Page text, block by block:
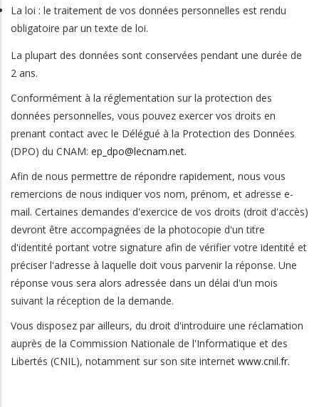
La loi : le traitement de vos données personnelles est rendu
obligatoire par un texte de loi.
La plupart des données sont conservées pendant une durée de
2 ans.
Conformément à la réglementation sur la protection des
données personnelles, vous pouvez exercer vos droits en
prenant contact avec le Délégué à la Protection des Données
(DPO) du CNAM: ep_dpo@lecnam.net.
Afin de nous permettre de répondre rapidement, nous vous
remercions de nous indiquer vos nom, prénom, et adresse e-
mail. Certaines demandes d'exercice de vos droits (droit d'accès)
devront être accompagnées de la photocopie d'un titre
d'identité portant votre signature afin de vérifier votre identité et
préciser l'adresse à laquelle doit vous parvenir la réponse. Une
réponse vous sera alors adressée dans un délai d'un mois
suivant la réception de la demande.
Vous disposez par ailleurs, du droit d'introduire une réclamation
auprès de la Commission Nationale de l'Informatique et des
Libertés (CNIL), notamment sur son site internet www.cnil.fr.